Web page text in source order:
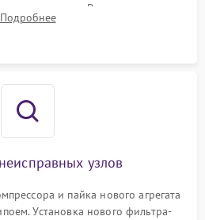
и вентилятор. Ремонт или замена
при сбоях алгоритмов.
Подробнее
узлов
и пайка нового агрегата
Установка нового фильтра-